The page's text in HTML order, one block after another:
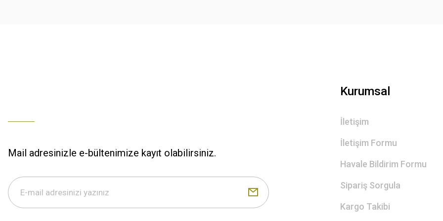
S... M... | 29/12/2025
Mail adresinizle e-bültenimize kayıt olabilirsiniz.
Kurumsal
İletişim
İletişim Formu
Havale Bildirim Formu
Sipariş Sorgula
Kargo Takibi